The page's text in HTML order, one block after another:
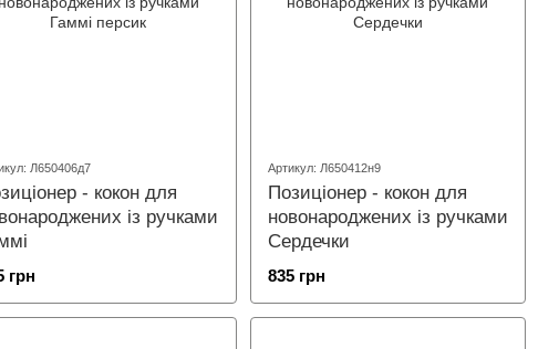
Л650406д7
- кокон для
із ручками
грн
Артикул: Л650412н9
Позиціонер - кокон для
новонароджених із ручками
Сердечки
835 грн